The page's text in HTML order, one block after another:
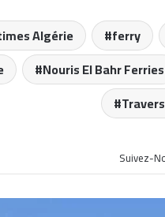
Algérie ferry
Nouris El Bahr Ferries
Suivez-